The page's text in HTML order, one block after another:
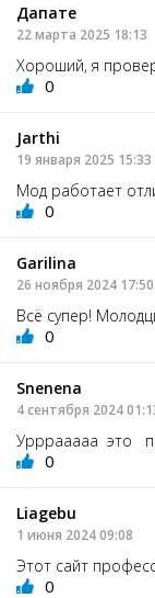
Дапате
22 марта 2025 18:13
Хороший, я
0
Jarthi
19 января 2025 15:33
Мод работает
0
Garilina
26 ноября 2024 17:50
Всё супер!
0
Snenena
4 сентября 2024
Урррааааа это
0
Liagebu
1 июня 2024 09:08
Этот сайт
0